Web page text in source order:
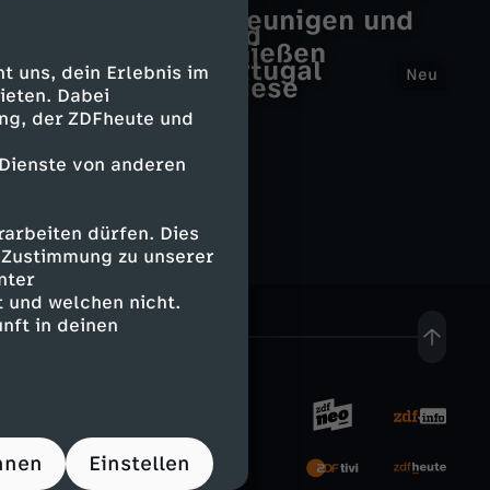
uns, dein Erlebnis im
Dabei
der ZDFheute und
von anderen
dürfen. Dies
zu unserer
und welchen nicht.
in deinen
Einstellen
e
t
r
o
p
o
e
n
ö
n
i
g
l
i
h
Neu
Mord auf Shetland
Slow-TV - entschleunigen und
Landschaften genießen
Naturparks in Portugal
Versteckte Paradiese